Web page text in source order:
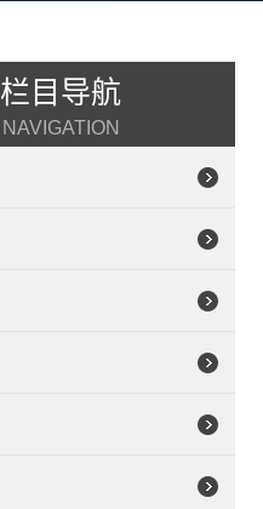
栏目导航
NAVIGATION